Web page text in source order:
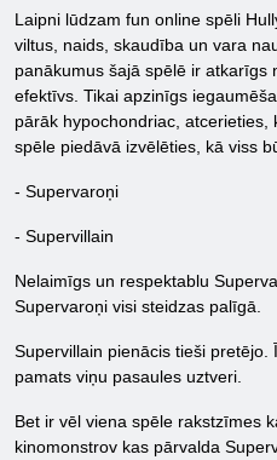
Laipni lūdzam fun online spēli
viltus, naids, skaudība un vara
panākumus šajā spēlē ir atkarīgs
efektīvs. Tikai apzinīgs
pārāk hypochondriac,
spēle piedāvā izvēlēties, kā viss
- Supervaroņi
- Supervillain
Nelaimīgs un respektablu
Supervaroņi visi steidzas palīgā.
Supervillain pienācis tieši
pamats viņu pasaules uztveri.
Bet ir vēl viena spēle rakstzīmes
kinomonstrov kas pārvalda